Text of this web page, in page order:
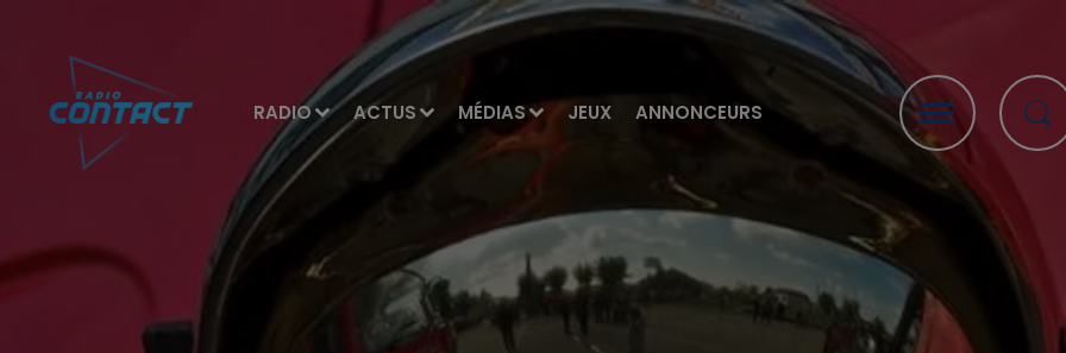
RADIO ACTUS MÉDIAS JEUX ANNONCEURS